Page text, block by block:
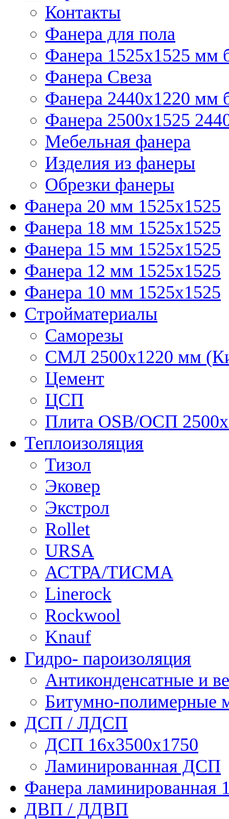
Контакты
Фанера для пола
Фанера 1525x1525 мм
Фанера Свеза
Фанера 2440x1220 мм
Фанера 2500x1525
Мебельная фанера
Изделия из фанеры
Обрезки фанеры
Фанера 20 мм 1525х1525
Фанера 18 мм 1525х1525
Фанера 15 мм 1525х1525
Фанера 12 мм 1525х1525
Фанера 10 мм 1525х1525
Стройматериалы
Саморезы
СМЛ 2500х1220 мм
Цемент
ЦСП
Плита OSB/ОСП
Теплоизоляция
Тизол
Эковер
Экстрол
Rollet
URSA
АСТРА/ТИСМА
Linerock
Rockwool
Knauf
Гидро- пароизоляция
Антиконденсатные и
Битумно-полимерные
ДСП / ЛДСП
ДСП 16х3500х1750
Ламинированная ДСП
Фанера ламинированная
ДВП / ДДВП